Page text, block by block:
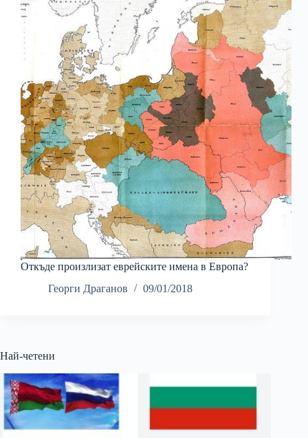
Откъде произлизат еврейските имена в Европа?
Георги Драганов
09/01/2018
Най-четени